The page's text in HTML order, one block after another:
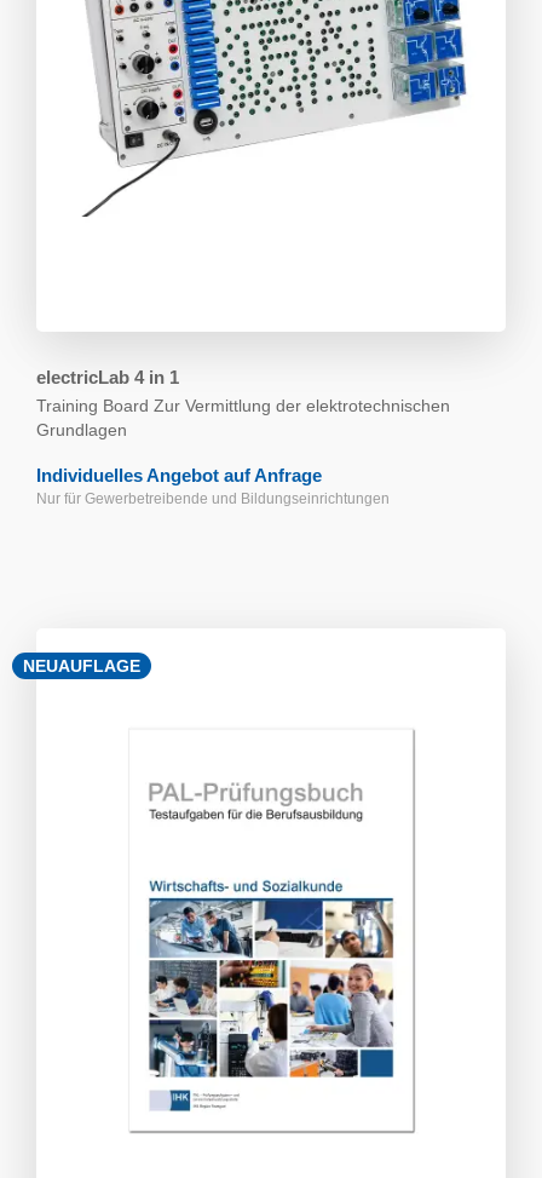
electricLab 4 in 1
Training Board Zur Vermittlung der elektrotechnischen
Grundlagen
Individuelles Angebot auf Anfrage
Nur für Gewerbetreibende und Bildungs­einrichtungen
NEUAUFLAGE